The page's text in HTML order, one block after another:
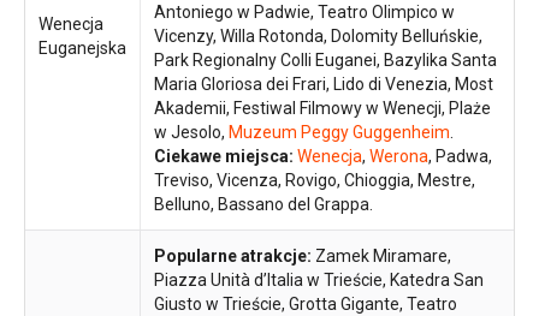
Wenecja
Euganejska
Antoniego w Padwie, Teatro Olimpico w
Vicenzy, Willa Rotonda, Dolomity Belluńskie,
Park Regionalny Colli Euganei, Bazylika Santa
Maria Gloriosa dei Frari, Lido di Venezia, Most
Akademii, Festiwal Filmowy w Wenecji, Plaże
w Jesolo, Muzeum Peggy Guggenheim
Ciekawe miejsca: Wenecja, Werona, Padwa,
Treviso, Vicenza, Rovigo, Chioggia, Mestre,
Belluno, Bassano del Grappa.
Popularne atrakcje: Zamek Miramare,
Piazza Unità d’Italia w Trieście, Katedra San
Giusto w Trieście, Grotta Gigante, Teatro